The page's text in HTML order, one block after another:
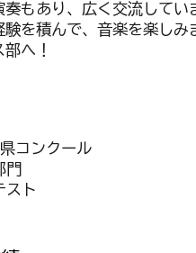
もあり、広く交流してい
を積んで、音楽を楽しみ
へ！
コンクール
門
スト